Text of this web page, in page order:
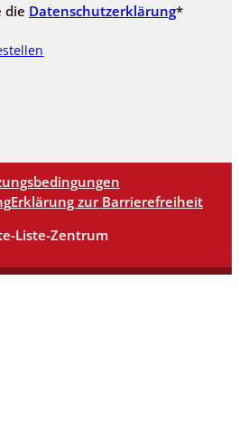
die Datenschutzerklärung*
Erklärung zur Barrierefreiheit
Liste-Zentrum